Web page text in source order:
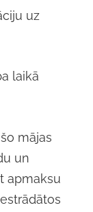
uz
laikā
mājas
un
apmaksu